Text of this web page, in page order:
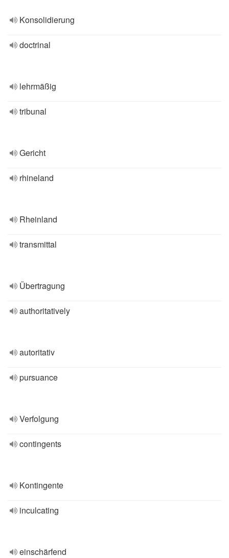
Konsolidierung
doctrinal
lehrmäßig
tribunal
Gericht
rhineland
Rheinland
transmittal
Übertragung
authoritatively
autoritativ
pursuance
Verfolgung
contingents
Kontingente
inculcating
einschärfend